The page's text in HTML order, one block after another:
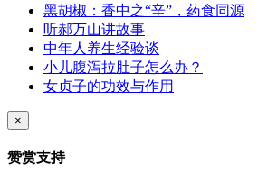
黑胡椒：香中之“辛”，药食同源
听郝万山讲故事
中年人养生经验谈
小儿腹泻拉肚子怎么办？
女贞子的功效与作用
×
赞赏支持